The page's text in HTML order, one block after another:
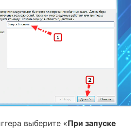
выберите «При запуске